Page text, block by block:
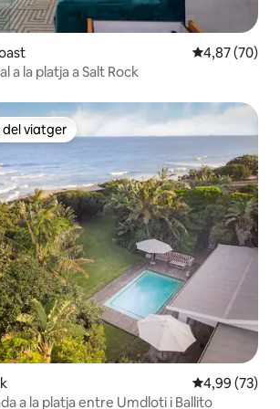
4,87 de
4,87 (70)
a la platja a Salt Rock
dels viatgers
del viatger
4,99 de
4,99 (73)
a la platja entre Umdloti i Ballito